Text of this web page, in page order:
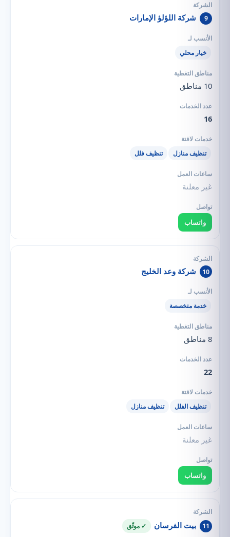
9 شركة اللؤلؤ الإمارات
خيار محلي
10 مناطق
16
تنظيف منازل تنظيف فلل
غير معلنة
واتساب
10 شركة وعد الخليج
خدمة متخصصة
8 مناطق
22
تنظيف الفلل تنظيف منازل
غير معلنة
واتساب
11 بيت الفرسان ✓ موثّق